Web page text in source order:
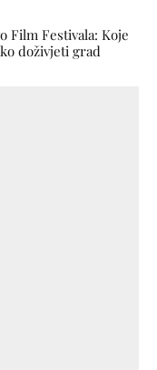
Film Festivala: Koje
doživjeti grad